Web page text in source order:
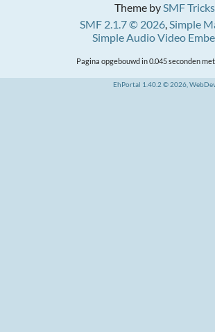
Theme bySMF Tricks
SMF 2.1.7 © 2026,Simple
Simple Audio Video
Pagina opgebouwd in 0.045 seconden
EhPortal 1.40.2 © 2026,